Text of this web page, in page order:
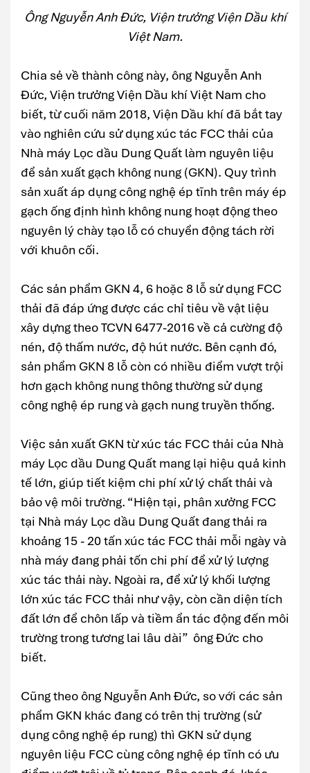
Ông Nguyễn Anh Đức, Viện trưởng Viện Dầu khí
Việt Nam.
Chia sẻ về thành công này, ông Nguyễn Anh
Đức, Viện trưởng Viện Dầu khí Việt Nam cho
biết, từ cuối năm 2018, Viện Dầu khí đã bắt tay
vào nghiên cứu sử dụng xúc tác FCC thải của
Nhà máy Lọc dầu Dung Quất làm nguyên liệu
để sản xuất gạch không nung (GKN). Quy trình
sản xuất áp dụng công nghệ ép tĩnh trên máy ép
gạch ống định hình không nung hoạt động theo
nguyên lý chày tạo lỗ có chuyển động tách rời
với khuôn cối.
Các sản phẩm GKN 4, 6 hoặc 8 lỗ sử dụng FCC
thải đã đáp ứng được các chỉ tiêu về vật liệu
xây dựng theo TCVN 6477-2016 về cả cường độ
nén, độ thấm nước, độ hút nước. Bên cạnh đó,
sản phẩm GKN 8 lỗ còn có nhiều điểm vượt trội
hơn gạch không nung thông thường sử dụng
công nghệ ép rung và gạch nung truyền thống.
Việc sản xuất GKN từ xúc tác FCC thải của Nhà
máy Lọc dầu Dung Quất mang lại hiệu quả kinh
tế lớn, giúp tiết kiệm chi phí xử lý chất thải và
bảo vệ môi trường. “Hiện tại, phân xưởng FCC
tại Nhà máy Lọc dầu Dung Quất đang thải ra
khoảng 15 - 20 tấn xúc tác FCC thải mỗi ngày và
nhà máy đang phải tốn chi phí để xử lý lượng
xúc tác thải này. Ngoài ra, để xử lý khối lượng
lớn xúc tác FCC thải như vậy, còn cần diện tích
đất lớn để chôn lấp và tiềm ẩn tác động đến môi
trường trong tương lai lâu dài” ông Đức cho
biết.
Cũng theo ông Nguyễn Anh Đức, so với các sản
phẩm GKN khác đang có trên thị trường (sử
dụng công nghệ ép rung) thì GKN sử dụng
nguyên liệu FCC cùng công nghệ ép tĩnh có ưu